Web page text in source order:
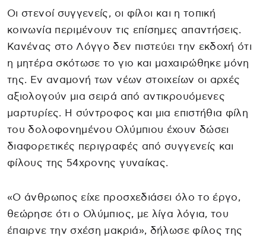
Οι στενοί συγγενείς, οι φίλοι και η τοπική
κοινωνία περιμένουν τις επίσημες απαντήσεις.
Κανένας στο Λόγγο δεν πιστεύει την εκδοχή ότι
η μητέρα σκότωσε το γιο και μαχαιρώθηκε μόνη
της. Εν αναμονή των νέων στοιχείων οι αρχές
αξιολογούν μια σειρά από αντικρουόμενες
μαρτυρίες. Η σύντροφος και μια επιστήθια φίλη
του δολοφονημένου Ολύμπιου έχουν δώσει
διαφορετικές περιγραφές από συγγενείς και
φίλους της 54χρονης γυναίκας.
«Ο άνθρωπος είχε προσχεδιάσει όλο το έργο,
θεώρησε ότι ο Ολύμπιος, με λίγα λόγια, του
έπαιρνε την σχέση μακριά», δήλωσε φίλος της